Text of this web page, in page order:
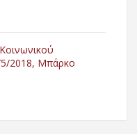
5/2018, Μπάρκο